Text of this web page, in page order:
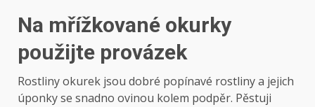
Na mřížkované okurky
použijte provázek
Rostliny okurek jsou dobré popínavé rostliny a jejich
úponky se snadno ovinou kolem podpěr. Pěstuji